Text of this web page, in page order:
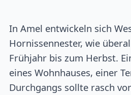
In Amel entwickeln sich
Hornissennester, wie
Frühjahr bis zum Herbst.
eines Wohnhauses, einer
Durchgangs sollte rasch